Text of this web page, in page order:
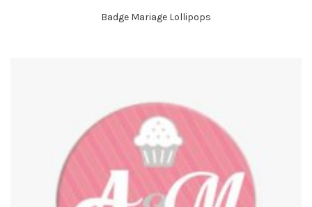
Badge Mariage Lollipops